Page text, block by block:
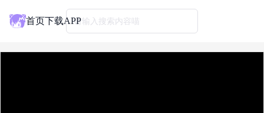
首页下载APP请输入搜索内容喵